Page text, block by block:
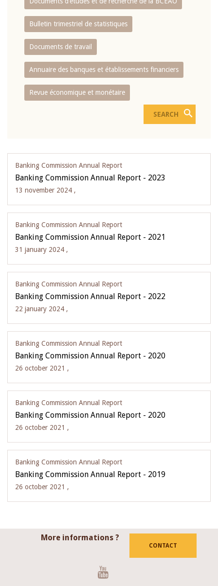
Bulletin trimestriel de statistiques
Documents de travail
Annuaire des banques et établissements financiers
Revue économique et monétaire
Banking Commission Annual Report
Banking Commission Annual Report - 2023
13 november 2024 ,
Banking Commission Annual Report
Banking Commission Annual Report - 2021
31 january 2024 ,
Banking Commission Annual Report
Banking Commission Annual Report - 2022
22 january 2024 ,
Banking Commission Annual Report
Banking Commission Annual Report - 2020
26 october 2021 ,
Banking Commission Annual Report
Banking Commission Annual Report - 2020
26 october 2021 ,
Banking Commission Annual Report
Banking Commission Annual Report - 2019
26 october 2021 ,
More informations ?
CONTACT